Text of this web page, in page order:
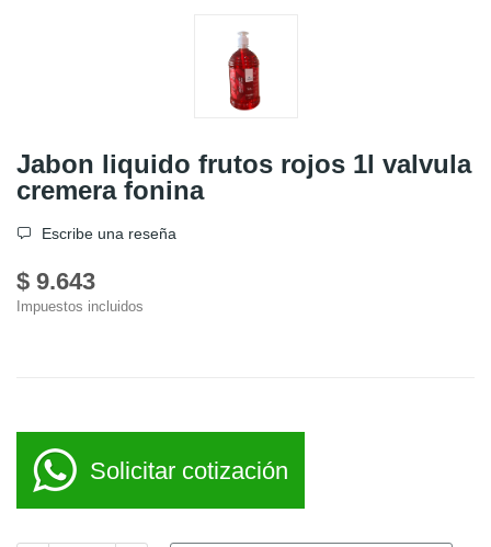
Jabon liquido frutos rojos 1l valvula
cremera fonina
Escribe una reseña
$ 9.643
Impuestos incluidos
Solicitar cotización